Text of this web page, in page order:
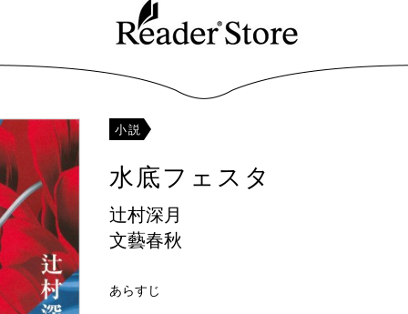
小説
水底フェスタ
辻村深月
文藝春秋
あらすじ